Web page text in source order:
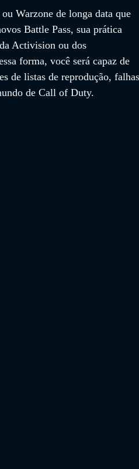
Warzone de longa data que
Battle Pass, sua prática
Activision ou dos
forma, você será capaz de
de listas de reprodução,
de Call of Duty.